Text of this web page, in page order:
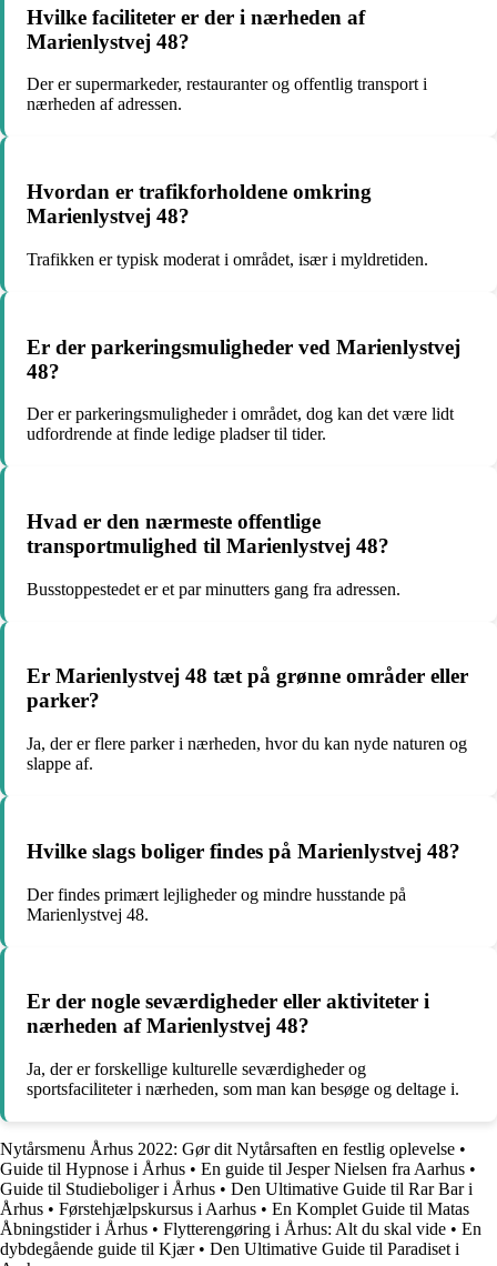
Hvilke faciliteter er der i nærheden af
Marienlystvej 48?
Der er supermarkeder, restauranter og offentlig transport i
nærheden af adressen.
Hvordan er trafikforholdene omkring
Marienlystvej 48?
Trafikken er typisk moderat i området, især i myldretiden.
Er der parkeringsmuligheder ved Marienlystvej
48?
Der er parkeringsmuligheder i området, dog kan det være lidt
udfordrende at finde ledige pladser til tider.
Hvad er den nærmeste offentlige
transportmulighed til Marienlystvej 48?
Busstoppestedet er et par minutters gang fra adressen.
Er Marienlystvej 48 tæt på grønne områder eller
parker?
Ja, der er flere parker i nærheden, hvor du kan nyde naturen og
slappe af.
Hvilke slags boliger findes på Marienlystvej 48?
Der findes primært lejligheder og mindre husstande på
Marienlystvej 48.
Er der nogle seværdigheder eller aktiviteter i
nærheden af Marienlystvej 48?
Ja, der er forskellige kulturelle seværdigheder og
sportsfaciliteter i nærheden, som man kan besøge og deltage i.
Nytårsmenu Århus 2022: Gør dit Nytårsaften en festlig oplevelse •
Guide til Hypnose i Århus • En guide til Jesper Nielsen fra Aarhus •
Guide til Studieboliger i Århus • Den Ultimative Guide til Rar Bar i
Århus • Førstehjælpskursus i Aarhus • En Komplet Guide til Matas
Åbningstider i Århus • Flytterengøring i Århus: Alt du skal vide • En
dybdegående guide til Kjær• Den Ultimative Guide til Paradiset i